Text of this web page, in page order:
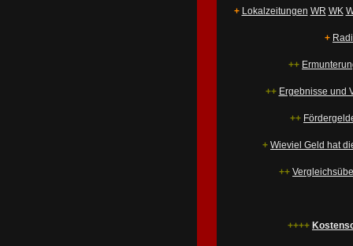
+ Lokalzeitungen WR WK
+
++
++ Ergebnisse und
++
+ Wieviel Geld hat
++
++++